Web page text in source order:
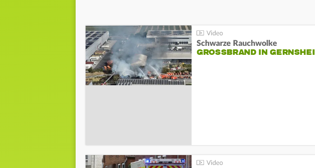
Schwarze Rauchwolke
GROSSBRAND IN GERNSHEIM